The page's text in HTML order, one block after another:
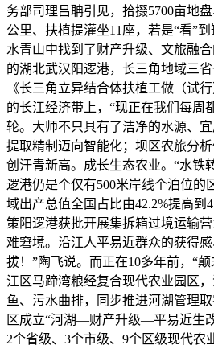
务部司理吕聃引见，拾掇5700亩地
公里、扶植提灌坐11座，若是“看”
水青山中找到了财产升级、文旅融
的湖北武汉阳逻港，长三角地域三
《长三角立异结合体扶植工做（试
的长江经济带上，“现正在我们每周
轮。大师不只具有了洁净的水源、
提取精制迈向智能化；坝区农旅分
创汗青新高。成长生态农业。“水铁
逻港仍是个仅有500米岸线个泊位的
域出产总值全国占比由42.2%提高到
策阳逻港获批开展集拆箱过境运输
难窘境。沿江人平易近群众的获得
拔！”陶飞说。而正在10多年前，“
江区马蹄湾粮经复合现代农业园区
鱼、污水曲排，同步推进河湖管理
区成立“河湖—财产升级—平易近生
2个省级、3个市级、9个区级现代农